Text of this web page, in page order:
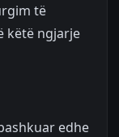
të
këtë ngjarje
edhe